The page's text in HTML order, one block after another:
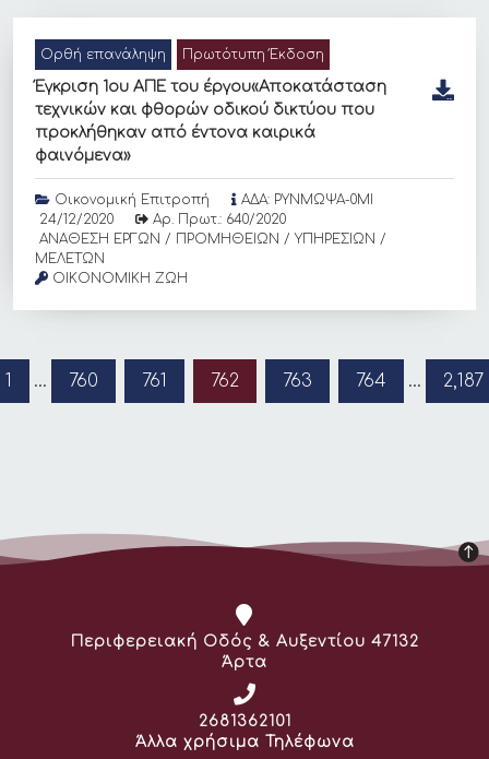
Ορθή επανάληψη Πρωτότυπη Έκδοση
Έγκριση 1ου ΑΠΕ του έργου«Αποκατάσταση
τεχνικών και φθορών οδικού δικτύου που
προκλήθηκαν από έντονα καιρικά
φαινόμενα»
Οικονομική Επιτροπή
ΑΔΑ: ΡΥΝΜΩΨΑ-0ΜΙ
24/12/2020
Αρ. Πρωτ.: 640/2020
ΑΝΑΘΕΣΗ ΕΡΓΩΝ / ΠΡΟΜΗΘΕΙΩΝ / ΥΠΗΡΕΣΙΩΝ /
ΜΕΛΕΤΩΝ
ΟΙΚΟΝΟΜΙΚΗ ΖΩΗ
1 … 760 761 762 763 764 … 2,187
Διεύθυνση:
Περιφερειακή Οδός & Αυξεντίου 47132
Άρτα
Τηλέφωνο:
2681362101
Άλλα χρήσιμα Τηλέφωνα